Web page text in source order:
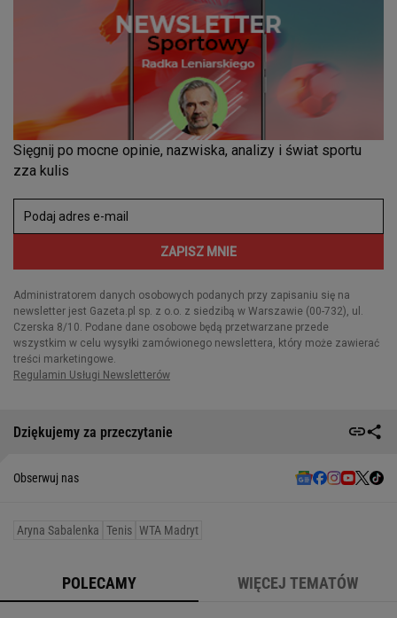
Dziękujemy za przeczytanie
Obserwuj nas
Aryna Sabalenka Tenis WTA Madryt
POLECAMY WIĘCEJ TEMATÓW